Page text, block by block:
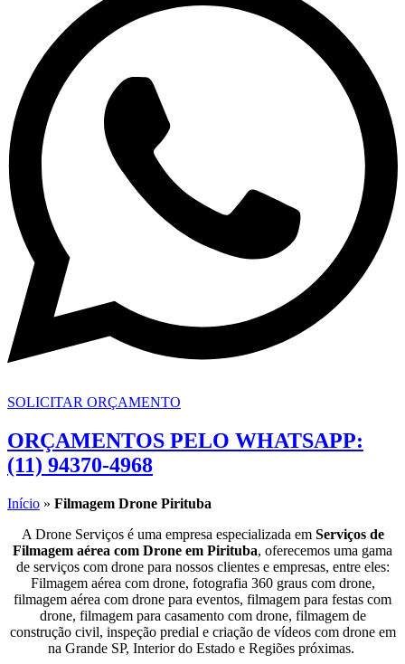
SOLICITAR ORÇAMENTO
ORÇAMENTOS PELO WHATSAPP:
(11) 94370-4968
Início » Filmagem Drone Pirituba
A Drone Serviços é uma empresa especializada em Serviços de
Filmagem aérea com Drone em Pirituba, oferecemos uma gama
de serviços com drone para nossos clientes e empresas, entre eles:
Filmagem aérea com drone, fotografia 360 graus com drone,
filmagem aérea com drone para eventos, filmagem para festas com
drone, filmagem para casamento com drone, filmagem de
construção civil, inspeção predial e criação de vídeos com drone em
na Grande SP, Interior do Estado e Regiões próximas.